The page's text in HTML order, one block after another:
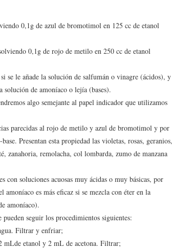
0,1g de azul de bromotimol en 125 cc de etanol
0,1g de rojo de metilo en 250 cc de etanol
se le añade la solución de salfumán o vinagre (ácidos), y
solución de amoníaco o lejía (bases).
algo semejante al papel indicador que utilizamos
parecidas al rojo de metilo y azul de bromotimol y por
Presentan esta propiedad las violetas, rosas, geranios,
zanahoria, remolacha, col lombarda, zumo de manzana
con soluciones acuosas muy ácidas o muy básicas, por
es más eficaz si se mezcla con éter en la
amoníaco).
seguir los procedimientos siguientes:
Filtrar y enfriar;
mLde etanol y 2 mL de acetona. Filtrar;